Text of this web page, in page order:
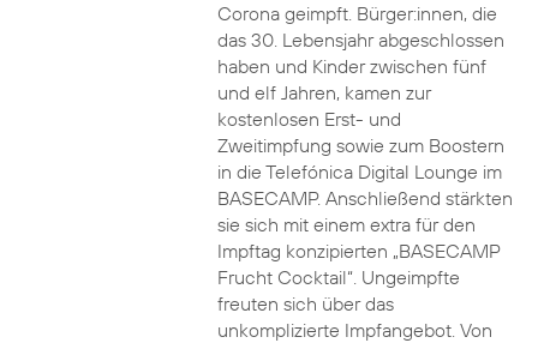
Corona geimpft. Bürger:innen, die
das 30. Lebensjahr abgeschlossen
haben und Kinder zwischen fünf
und elf Jahren, kamen zur
kostenlosen Erst- und
Zweitimpfung sowie zum Boostern
in die Telefónica Digital Lounge im
BASECAMP. Anschließend stärkten
sie sich mit einem extra für den
Impftag konzipierten „BASECAMP
Frucht Cocktail“. Ungeimpfte
freuten sich über das
unkomplizierte Impfangebot. Von